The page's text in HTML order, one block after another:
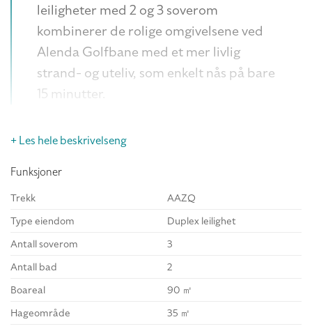
leiligheter med 2 og 3 soverom
kombinerer de rolige omgivelsene ved
Alenda Golfbane med et mer livlig
strand- og uteliv, som enkelt nås på bare
15 minutter.
Duplexboligene har tilgang til felles hage,
privat parkering, felles svømmebasseng
for både voksne og barn, samt et
utsikt, og kun 10 minutter fra sentrum av
Alicante. Elches berømte palmelund, som
står på UNESCOs verdensarvliste, ligger
+ Les hele beskrivelseng
Funksjoner
Trekk
AAZQ
Type eiendom
Duplex leilighet
Antall soverom
3
Antall bad
2
Boareal
90 ㎡
Hageområde
35 ㎡